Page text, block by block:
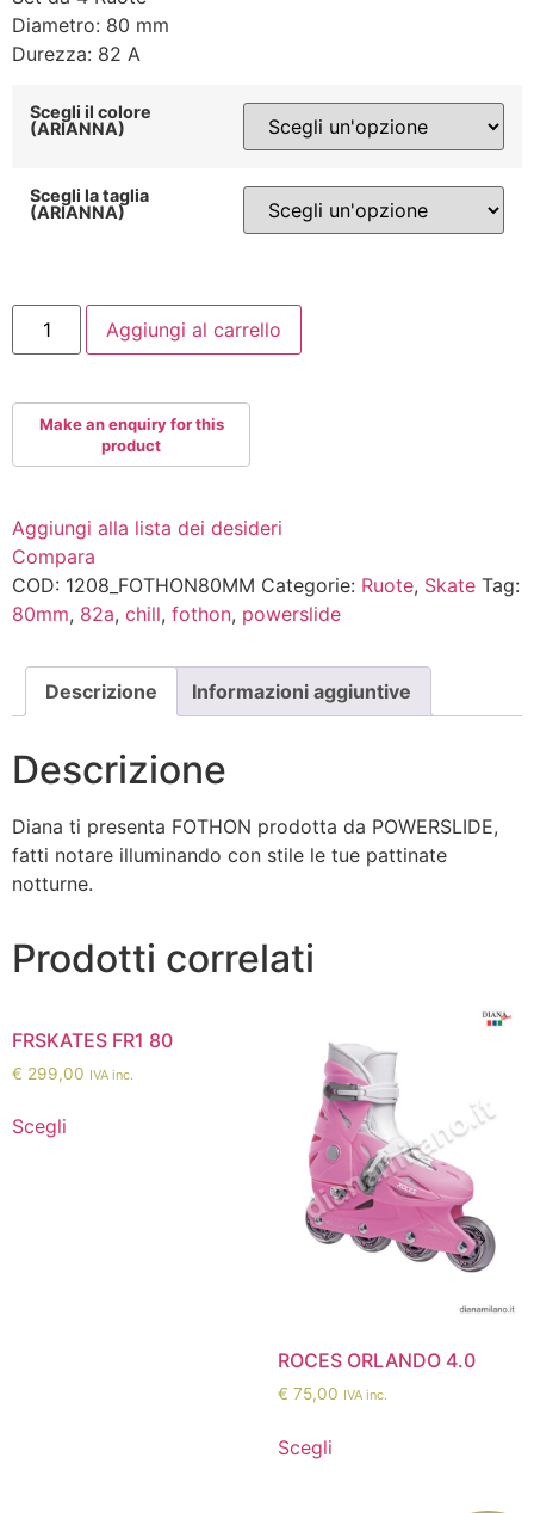
Diametro: 80 mm
Durezza: 82 A
Scegli il colore
(ARIANNA)
Scegli la taglia
(ARIANNA)
POWERSLIDE
FOTHON
CHILL
quantità
Aggiungi al carrello
Aggiungi alla lista dei desideri
Compara
COD: 1208_FOTHON80MM Categorie: Ruote, Skate Tag:
80mm, 82a, chill, fothon, powerslide
Descrizione Informazioni aggiuntive
Descrizione
Diana ti presenta FOTHON prodotta da POWERSLIDE,
fatti notare illuminando con stile le tue pattinate
notturne.
Prodotti correlati
FRSKATES FR1 80
€ 299,00 IVA inc.
Scegli
ROCES ORLANDO 4.0
€ 75,00 IVA inc.
Scegli